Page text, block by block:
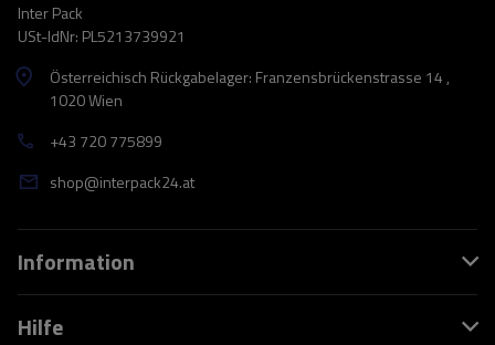
Inter Pack
USt-IdNr: PL5213739921
Österreichisch Rückgabelager: Franzensbrückenstrasse 14 ,
1020 Wien
+43 720 775899
shop@interpack24.at
Information
Hilfe